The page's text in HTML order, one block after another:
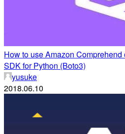
How to use Amazon
SDK for Python (Boto3)
yusuke
2018.06.10